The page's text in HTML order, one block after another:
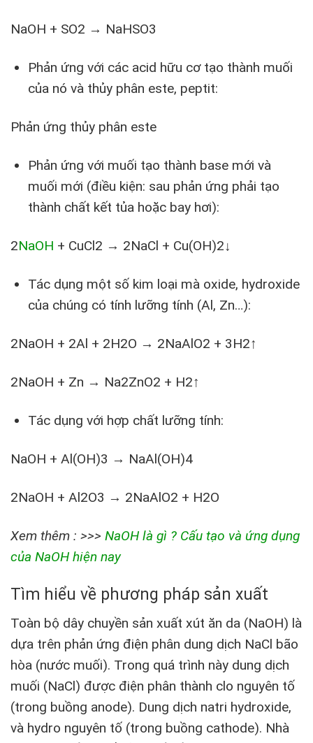
NaOH + SO2 → NaHSO3
Phản ứng với các acid hữu cơ tạo thành muối
của nó và thủy phân este, peptit:
Phản ứng thủy phân este
Phản ứng với muối tạo thành base mới và
muối mới (điều kiện: sau phản ứng phải tạo
thành chất kết tủa hoặc bay hơi):
2NaOH + CuCl2 → 2NaCl + Cu(OH)2↓
Tác dụng một số kim loại mà oxide, hydroxide
của chúng có tính lưỡng tính (Al, Zn…):
2NaOH + 2Al + 2H2O → 2NaAlO2 + 3H2↑
2NaOH + Zn → Na2ZnO2 + H2↑
Tác dụng với hợp chất lưỡng tính:
NaOH + Al(OH)3 → NaAl(OH)4
2NaOH + Al2O3 → 2NaAlO2 + H2O
Xem thêm : >>> NaOH là gì ? Cấu tạo và ứng dụng
của NaOH hiện nay
Tìm hiểu về phương pháp sản xuất
Toàn bộ dây chuyền sản xuất xút ăn da (NaOH) là
dựa trên phản ứng điện phân dung dịch NaCl bão
hòa (nước muối). Trong quá trình này dung dịch
muối (NaCl) được điện phân thành clo nguyên tố
(trong buồng anode). Dung dịch natri hydroxide,
và hydro nguyên tố (trong buồng cathode). Nhà